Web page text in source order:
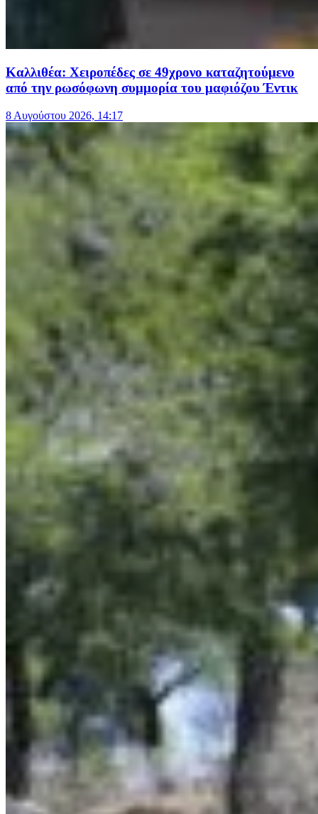
Καλλιθέα: Χειροπέδες σε 49χρονο καταζητούμενο
από την ρωσόφωνη συμμορία του μαφιόζου Έντικ
8 Αυγούστου 2026, 14:17